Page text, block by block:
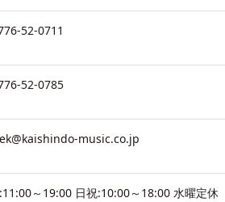
52-0711
52-0785
music.co.jp
～19:00 日祝:10:00～18:00 水曜定休